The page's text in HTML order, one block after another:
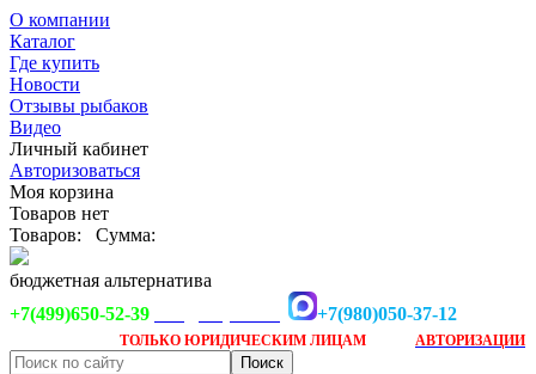
О компании
Каталог
Где купить
Новости
Отзывы рыбаков
Видео
Личный кабинет
Авторизоваться
Моя корзина
Товаров нет
Товаров:
Сумма:
бюджетная альтернатива
+7(499)650-52-39
+7(980)050-37-12
ТОЛЬКО ЮРИДИЧЕСКИМ ЛИЦАМ АВТОРИЗАЦИИ